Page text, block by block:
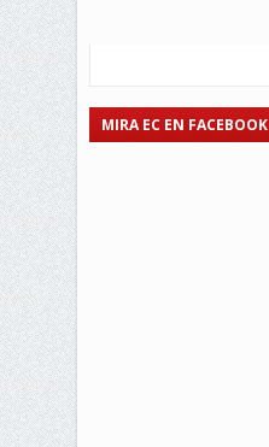
MIRA EC EN FACEBOOK